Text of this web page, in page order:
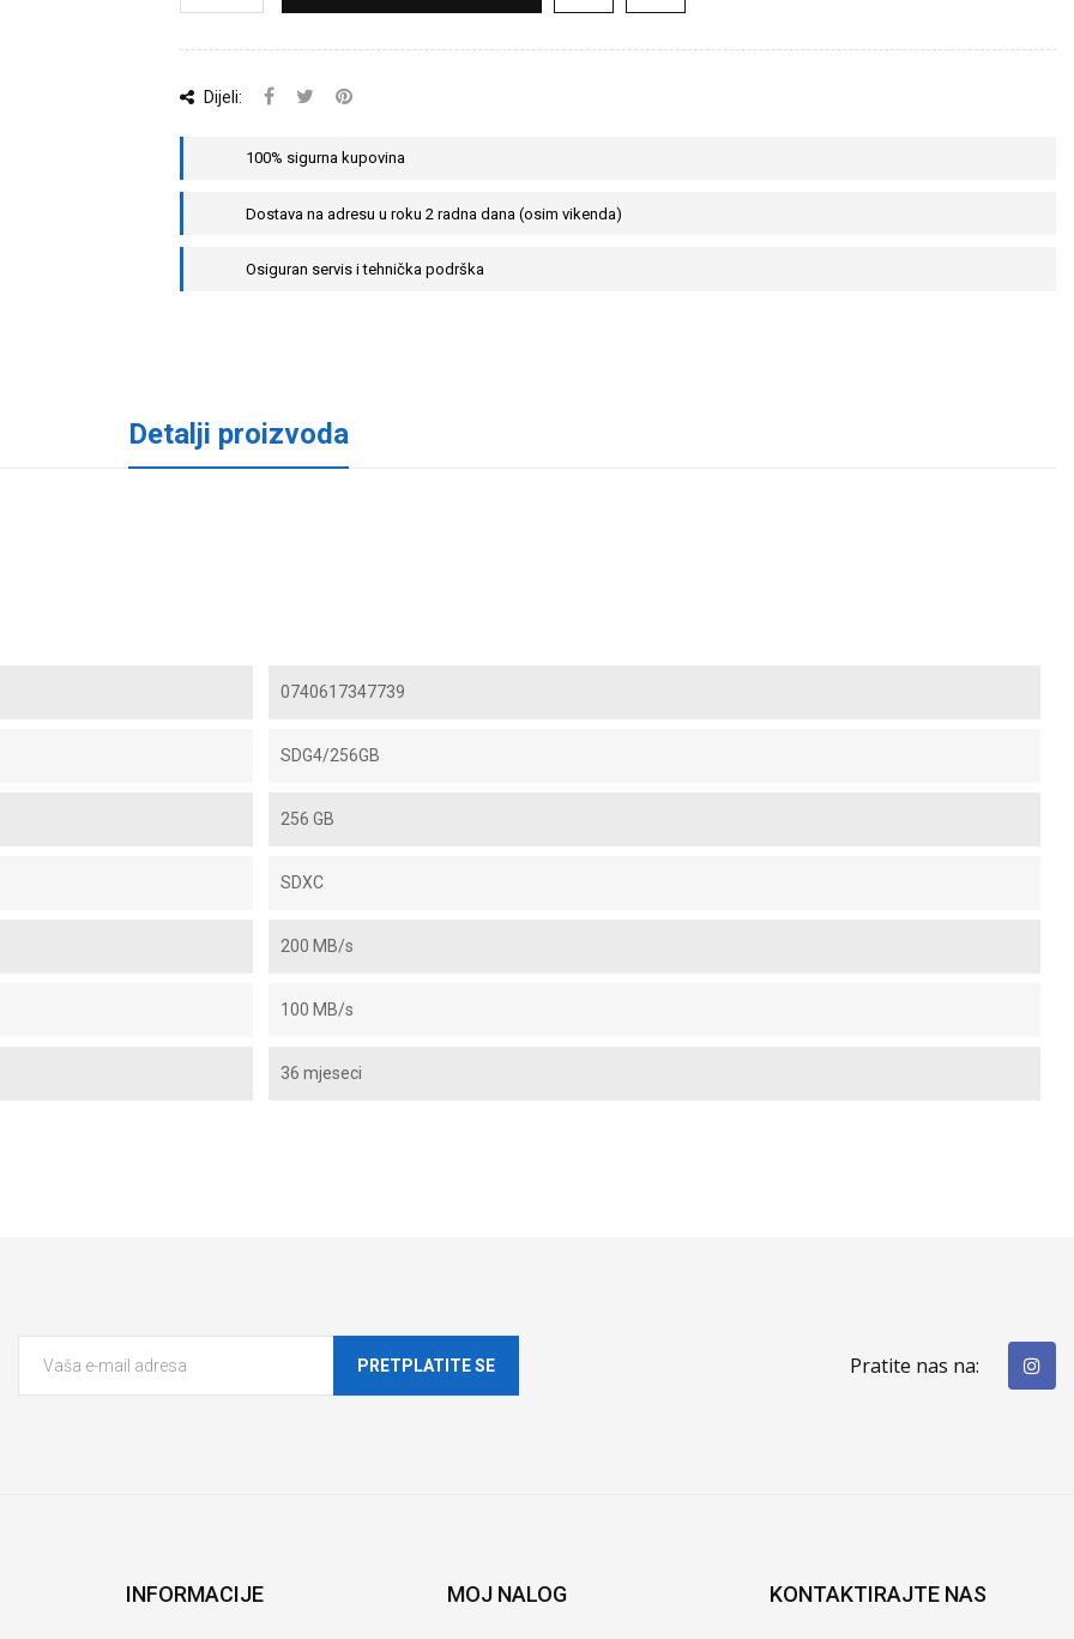
Dijeli:
100% sigurna kupovina
Dostava na adresu u roku 2 radna dana (osim vikenda)
Osiguran servis i tehnička podrška
Detalji proizvoda
0740617347739
SDG4/256GB
256 GB
SDXC
200 MB/s
100 MB/s
36 mjeseci
PRETPLATITE SE Pratite nas na:
INFORMACIJE MOJ NALOG KONTAKTIRAJTE NAS